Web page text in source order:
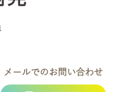
メールでのお問い合わせ